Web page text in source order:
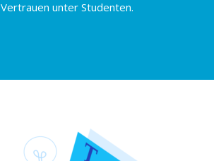
Vertrauen unter Studenten.